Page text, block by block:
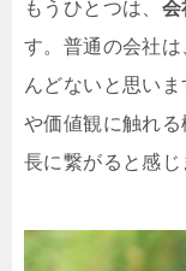
もうひとつは、 会
す。普通の会社
んどないと思い
や価値観に触れ
長に繋がると感じ